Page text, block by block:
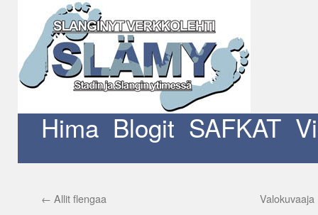
Hima Blogit SAFKAT
← Allit flengaa